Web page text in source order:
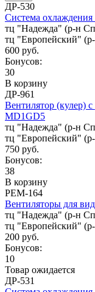
ДР-530
Система
тц "Надежда" (р-н
тц "Европейский"
600 руб.
Бонусов:
30
В корзину
ДР-961
Вентилятор (кулер)
MD1GD5
тц "Надежда" (р-н
тц "Европейский"
750 руб.
Бонусов:
38
В корзину
РЕМ-164
Вентиляторы для
тц "Надежда" (р-н
тц "Европейский"
200 руб.
Бонусов:
10
Товар ожидается
ДР-531